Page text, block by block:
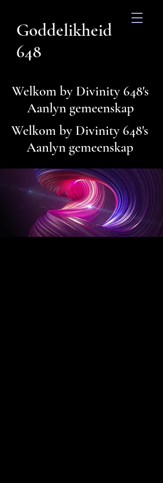
Goddelikheid
648
Welkom by Divinity 648's
Aanlyn gemeenskap
Welkom by Divinity 648's
Aanlyn gemeenskap